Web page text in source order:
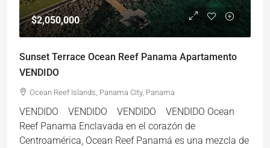
$2,050,000
Sunset Terrace Ocean Reef Panama Apartamento
VENDIDO
Ocean Reef Islands, Panama City, Panama
VENDIDO VENDIDO VENDIDO VENDIDO Ocean
Reef Panama Enclavada en el corazón de
Centroamérica, Ocean Reef Panamá es una mezcla de